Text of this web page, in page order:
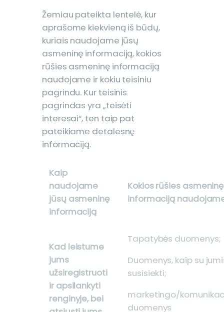
Žemiau pateikta lentelė, kur
aprašome kiekvieną iš būdų,
kuriais naudojame jūsų
asmeninę informaciją, kokios
rūšies asmeninę informaciją
naudojame ir kokiu teisiniu
pagrindu. Kur teisinis
pagrindas yra „teisėti
interesai“, ten taip pat
pateikiame detalesnę
informaciją.
Kaip
naudojame
jūsų asmeninę
informaciją
Kokios rūšies asmeninę
informaciją
Kad leistume
jums
užsiregistruoti
ir apsilankyti
renginyje, bei
Tapatybės duomenys;
Duomenys, kaip su
susisiekti;
marketingo/
duomenys